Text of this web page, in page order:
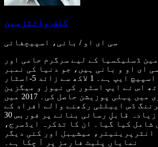
کلف وائتزمین
سی ای او / بانی، اسپیچفائی
ڈسلیکسیا کے لیے سرگرم حامی اور
ای او و بانی ہیں، جو دنیا کی نمبر
1 ٹیکسٹ ٹو اسپیچ ایپ ہے۔ 1 لاکھ سے زائد 5-اسٹار
اس نے ایپ اسٹور کی نیوز و میگزین
کیٹیگری میں پہلی پوزیشن حاصل کی۔ 2017 میں
ڈس ایبلٹی رکھنے والے افراد کے
لیے انٹرنیٹ کو زیادہ قابلِ رسائی بنانے پر فوربس 30
30 میں شامل کیا گیا۔ ان کا تذکرہ ایڈسرج،
انٹرپرینیئر، میشیبل اور کئی دیگر
نمایاں پلیٹ فارمز پر آ چکا ہے۔